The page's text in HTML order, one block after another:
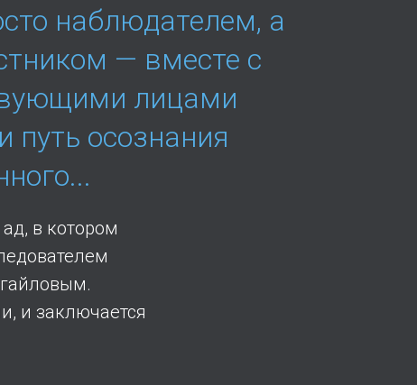
наблюдателем, а
— вместе с
лицами
путь осознания
в котором
и заключается